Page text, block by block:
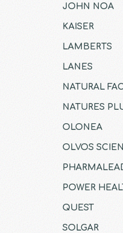
JOHN NOA
KAISER
LAMBERTS
LANES
NATURAL
NATURES
OLONEA
OLVOS
POWER
QUEST
SOLGAR